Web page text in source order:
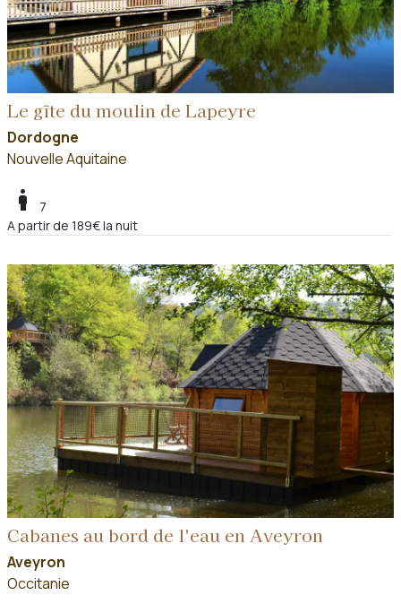
Le gîte du moulin de Lapeyre
Dordogne
Nouvelle Aquitaine
boy
7
A partir de 189€ la nuit
Cabanes au bord de l'eau en Aveyron
Aveyron
Occitanie